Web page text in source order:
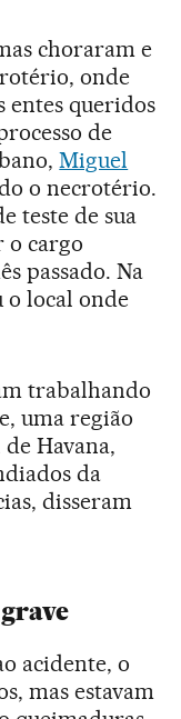
choraram e
onde
entes queridos
de
Miguel
o necrotério.
teste de sua
o cargo
passado. Na
o local onde
trabalhando
uma região
Havana,
da
disseram
acidente, o
mas estavam